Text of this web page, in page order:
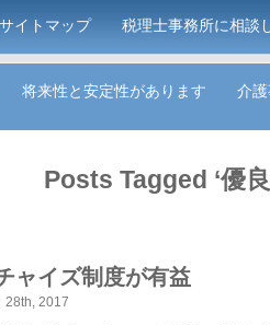
サイトマップ 税理士事務所に相談
将来性と安定性があります 介
Posts Tagged ‘優
ャイズ制度が有益
28th, 2017